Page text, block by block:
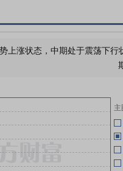
万
04-18
04-18
上涨状态，中期处于震荡下
主